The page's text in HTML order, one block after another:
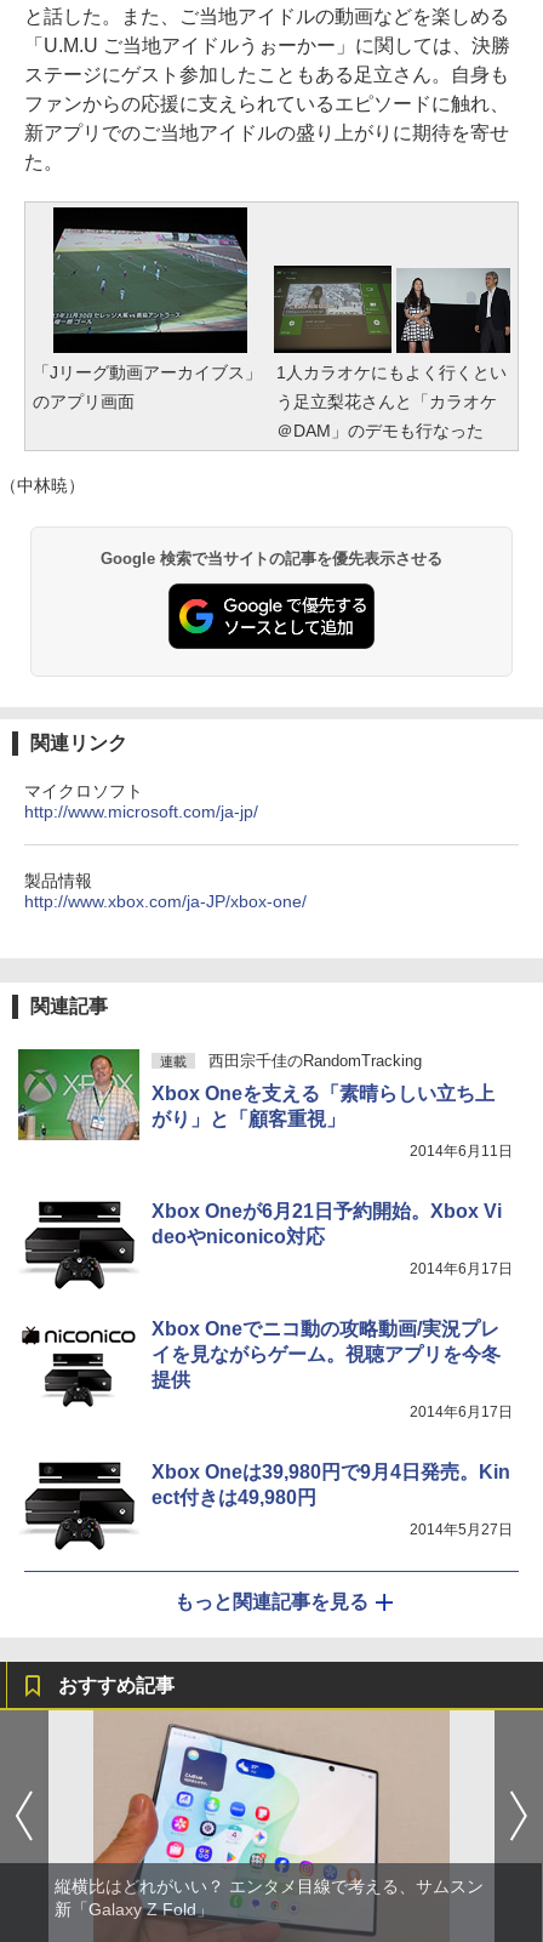
と話した。また、ご当地アイドルの動画などを楽しめる
「U.M.U ご当地アイドルうぉーかー」に関しては、決勝
ステージにゲスト参加したこともある足立さん。自身も
ファンからの応援に支えられているエピソードに触れ、
新アプリでのご当地アイドルの盛り上がりに期待を寄せ
た。
「Jリーグ動画アーカイブス」
のアプリ画面
1人カラオケにもよく行くとい
う足立梨花さんと「カラオケ
＠DAM」のデモも行なった
（中林暁）
Google 検索で当サイトの記事を優先表示させる
関連リンク
マイクロソフト
http://www.microsoft.com/ja-jp/
製品情報
http://www.xbox.com/ja-JP/xbox-one/
関連記事
連載 西田宗千佳のRandomTracking
Xbox Oneを支える「素晴らしい立ち上
がり」と「顧客重視」
2014年6月11日
Xbox Oneが6月21日予約開始。Xbox Vi
deoやniconico対応
2014年6月17日
Xbox Oneでニコ動の攻略動画/実況プレ
イを見ながらゲーム。視聴アプリを今冬
提供
2014年6月17日
Xbox Oneは39,980円で9月4日発売。Kin
ect付きは49,980円
2014年5月27日
もっと関連記事を見る
おすすめ記事
縦横比はどれがいい？ エンタメ目線で考える、サムスン
新「Galaxy Z Fold」